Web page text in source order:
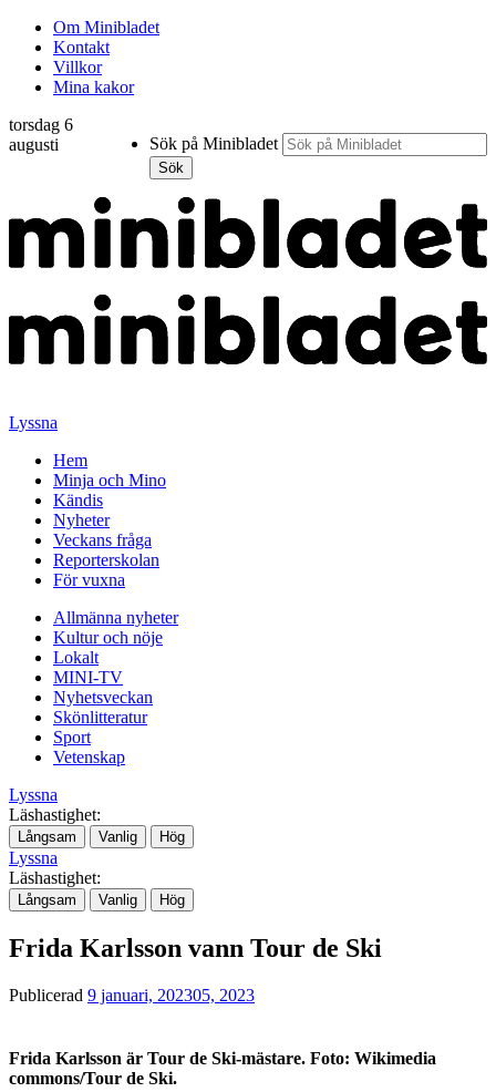
Om Minibladet
Kontakt
Villkor
Mina kakor
Sök på Minibladet
Sök
torsdag 6
augusti
till
innehållet
Lyssna
Hem
Minja och Mino
Kändis
Nyheter
Veckans fråga
Reporterskolan
För vuxna
Allmänna nyheter
Kultur och nöje
Lokalt
MINI-TV
Nyhetsveckan
Skönlitteratur
Sport
Vetenskap
Lyssna
Läshastighet:
Långsam Vanlig Hög
Lyssna
Läshastighet:
Långsam Vanlig Hög
Frida Karlsson vann Tour de Ski
Publicerad 9 januari, 202305, 2023
Frida Karlsson är Tour de Ski-mästare. Foto: Wikimedia
commons/Tour de Ski.
Nödvändiga
Dessa kakor
välja bort. De
behövs för att
hemsidan
över huvud
taget ska
fungera.
Statistik
För att vi ska
kunna
förbättra
hemsidans
funktionalitet
och
baserat på
används.
Upplevelse
För att vår